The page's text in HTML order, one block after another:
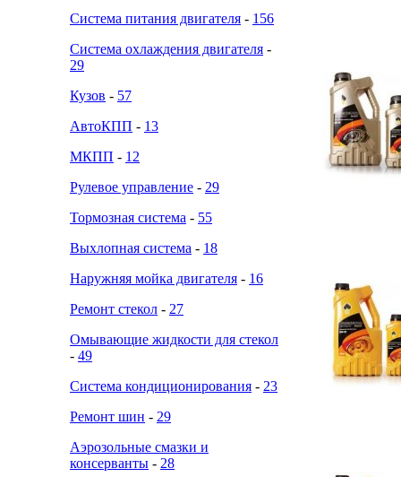
Система питания двигателя - 156
Система охлаждения двигателя -
29
Кузов - 57
АвтоКПП - 13
МКПП - 12
Рулевое управление - 29
Тормозная система - 55
Выхлопная система - 18
Наружняя мойка двигателя - 16
Ремонт стекол - 27
Омывающие жидкости для стекол
- 49
Система кондиционирования - 23
Ремонт шин - 29
Аэрозольные смазки и
консерванты - 28